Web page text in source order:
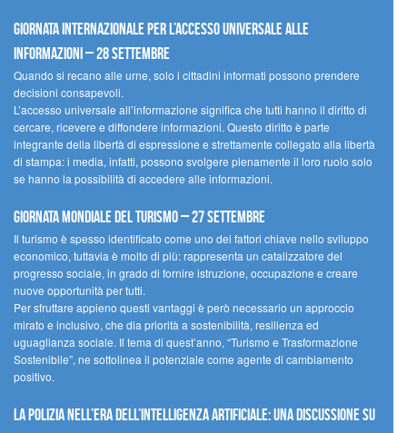
Giornata internazionale per l’accesso universale alle
informazioni – 28 settembre
Quando si recano alle urne, solo i cittadini informati possono prendere
decisioni consapevoli.
L’accesso universale all’informazione significa che tutti hanno il diritto di
cercare, ricevere e diffondere informazioni. Questo diritto è parte
integrante della libertà di espressione e strettamente collegato alla libertà
di stampa: i media, infatti, possono svolgere pienamente il loro ruolo solo
se hanno la possibilità di accedere alle informazioni.
Giornata mondiale del turismo – 27 settembre
Il turismo è spesso identificato come uno dei fattori chiave nello sviluppo
economico, tuttavia è molto di più: rappresenta un catalizzatore del
progresso sociale, in grado di fornire istruzione, occupazione e creare
nuove opportunità per tutti.
Per sfruttare appieno questi vantaggi è però necessario un approccio
mirato e inclusivo, che dia priorità a sostenibilità, resilienza ed
uguaglianza sociale. Il tema di quest’anno, “Turismo e Trasformazione
Sostenibile”, ne sottolinea il potenziale come agente di cambiamento
positivo.
La polizia nell’era dell’Intelligenza Artificiale: una discussione su